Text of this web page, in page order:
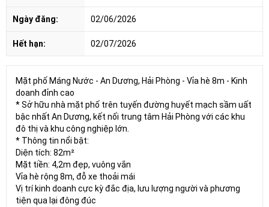
Ngày đăng: 02/06/2026
Hết hạn: 02/07/2026
Mặt phố Máng Nước - An Dương, Hải Phòng - Vỉa hè 8m - Kinh
doanh đỉnh cao
* Sở hữu nhà mặt phố trên tuyến đường huyết mạch sầm uất
bậc nhất An Dương, kết nối trung tâm Hải Phòng với các khu
đô thị và khu công nghiệp lớn.
* Thông tin nổi bật:
Diện tích: 82m²
Mặt tiền: 4,2m đẹp, vuông vắn
Vỉa hè rộng 8m, đỗ xe thoải mái
Vị trí kinh doanh cực kỳ đắc địa, lưu lượng người và phương
tiện qua lại đông đúc